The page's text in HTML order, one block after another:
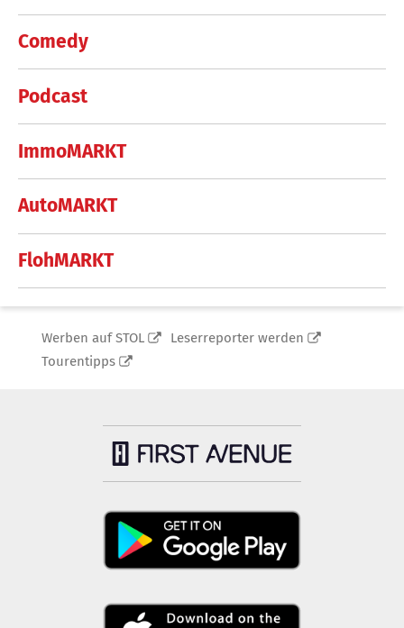
Comedy
Podcast
ImmoMARKT
AutoMARKT
FlohMARKT
Werben auf STOL
Leserreporter werden
Tourentipps